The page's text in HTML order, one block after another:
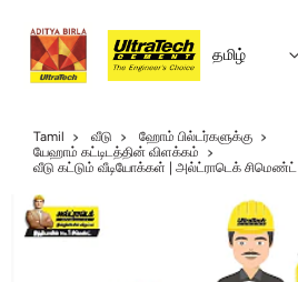
தமிழ்
Tamil வீடு
ஹோம் பில்டர்களுக்கு
யேஹாம் கட்டிடத்தின் விளக்கம்
வீடு கட்டும் வீடியோக்கள் | அல்ட்ராடெக் சிமெண்ட்